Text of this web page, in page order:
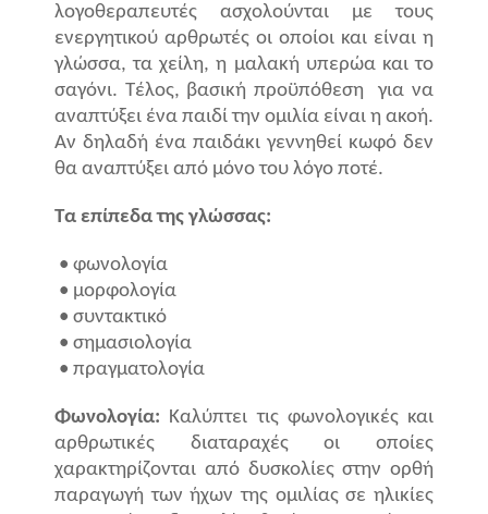
λογοθεραπευτές ασχολούνται με τους
ενεργητικού αρθρωτές οι οποίοι και είναι η
γλώσσα, τα χείλη, η μαλακή υπερώα και το
σαγόνι. Τέλος, βασική προϋπόθεση
για να
αναπτύξει ένα παιδί την ομιλία είναι η ακοή.
Αν δηλαδή ένα παιδάκι γεννηθεί κωφό δεν
θα αναπτύξει από μόνο του λόγο ποτέ.
Τα επίπεδα της γλώσσας:
• φωνολογία
• μορφολογία
• συντακτικό
• σημασιολογία
• πραγματολογία
Φωνολογία: Καλύπτει τις φωνολογικές και
αρθρωτικές διαταραχές οι οποίες
χαρακτηρίζονται από δυσκολίες στην ορθή
παραγωγή των ήχων της ομιλίας σε ηλικίες